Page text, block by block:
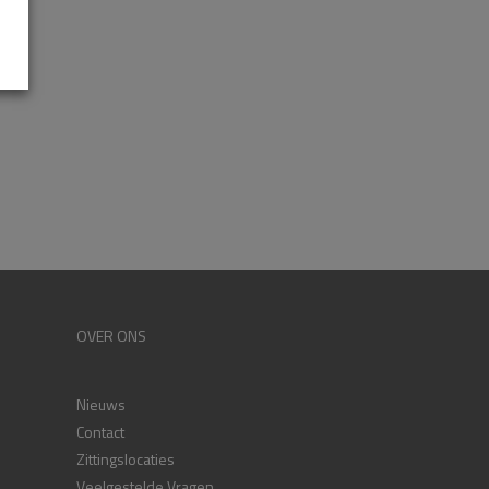
OVER ONS
Nieuws
Contact
Zittingslocaties